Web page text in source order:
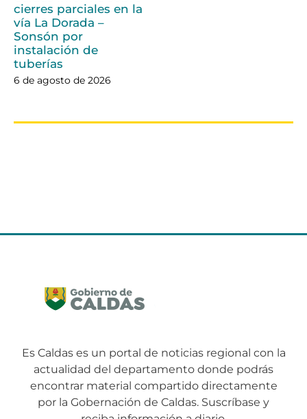
cierres parciales en la
vía La Dorada –
Sonsón por
instalación de
tuberías
6 de agosto de 2026
Es Caldas es un portal de noticias regional con la
actualidad del departamento donde podrás
encontrar material compartido directamente
por la Gobernación de Caldas. Suscríbase y